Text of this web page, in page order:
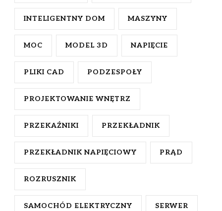
INTELIGENTNY DOM MASZYNY
MOC MODEL 3D NAPIĘCIE
PLIKI CAD PODZESPOŁY
PROJEKTOWANIE WNĘTRZ
PRZEKAŹNIKI PRZEKŁADNIK
PRZEKŁADNIK NAPIĘCIOWY PRĄD
ROZRUSZNIK
SAMOCHÓD ELEKTRYCZNY SERWER